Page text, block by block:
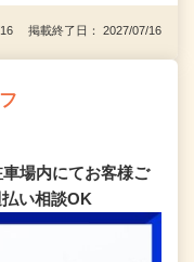
16 掲載終了日： 2027/07/16
場内にてお客様ご
い相談OK